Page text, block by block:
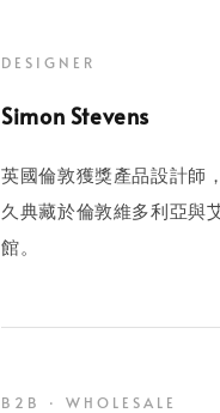
DESIGNER
Simon Stevens
英國倫敦獲獎產品設計師
久典藏於倫敦維多利亞與
館。
B2B · WHOLESALE